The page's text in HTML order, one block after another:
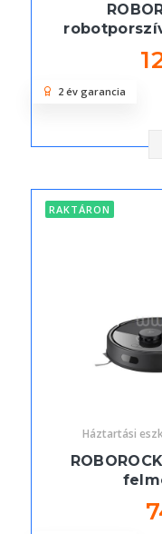
2 év garancia
RAKTÁRON
Háztartási